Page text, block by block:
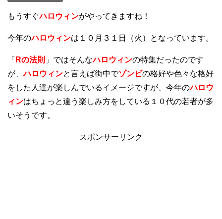
もうすぐハロウィンがやってきますね！
今年のハロウィンは１０月３１日（火）となっています。
「 Rの法則 」ではそんなハロウィンの特集だったのです
が、ハロウィンと言えば街中でゾンビの格好や色々な格好
をした人達が楽しんでいるイメージですが、今年のハロウ
ィンはちょっと違う楽しみ方をしている１０代の若者が多
いそうです。
スポンサーリンク